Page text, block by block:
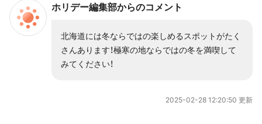
トを探せるおでかけ・観光マップで、素敵な旅の計画
を立ててみましょう。
ホリデー編集部からのコメント
北海道には冬ならではの楽しめるスポットがたく
さんあります！極寒の地ならではの冬を満喫して
みてください！
2025-02-28 12:20:50 更新